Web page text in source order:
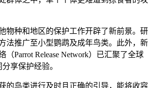
物种和地区的保护工作开辟了新前景。研
法推广至小型鹦鹉及成年鸟类。此外，新
（Parrot Release Network）已汇聚了全球
享保护经验。
的鸟类进行及时且正确的引导，能将收容